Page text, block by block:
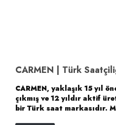
CARMEN, yaklaşık 15 yıl
çıkmış ve 12 yıldır aktif
bir Türk saat markasıdır.